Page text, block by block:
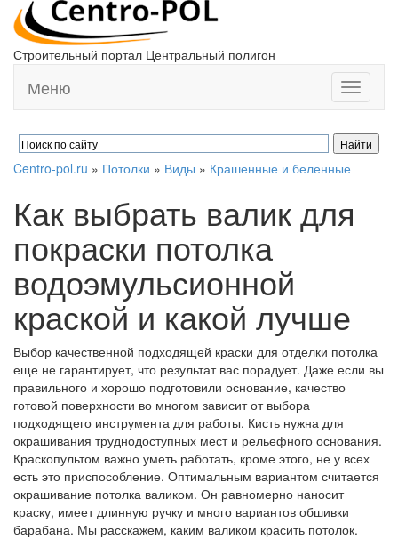
Строительный портал Центральный полигон
Toggle
Меню
Centro-pol.ru » Потолки » Виды » Крашенные и беленные
Как выбрать валик для
покраски потолка
водоэмульсионной
краской и какой лучше
Выбор качественной подходящей краски для отделки потолка
еще не гарантирует, что результат вас порадует. Даже если вы
правильного и хорошо подготовили основание, качество
готовой поверхности во многом зависит от выбора
подходящего инструмента для работы. Кисть нужна для
окрашивания труднодоступных мест и рельефного основания.
Краскопультом важно уметь работать, кроме этого, не у всех
есть это приспособление. Оптимальным вариантом считается
окрашивание потолка валиком. Он равномерно наносит
краску, имеет длинную ручку и много вариантов обшивки
барабана. Мы расскажем, каким валиком красить потолок.